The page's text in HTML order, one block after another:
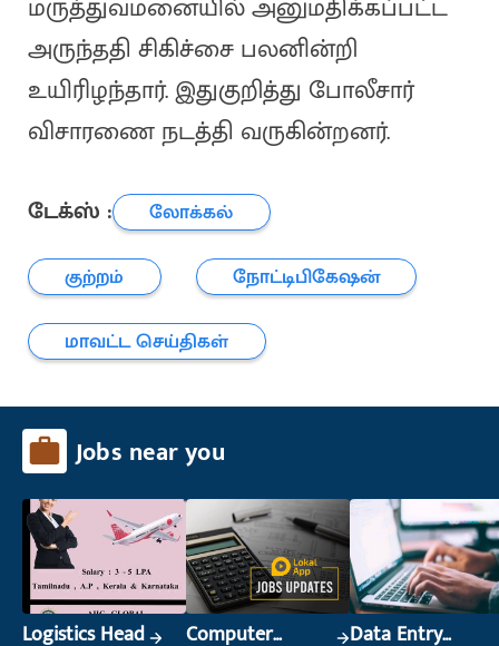
மருத்துவமனையில் அனுமதிக்கப்பட்ட
அருந்ததி சிகிச்சை பலனின்றி
உயிரிழந்தார். இதுகுறித்து போலீசார்
விசாரணை நடத்தி வருகின்றனர்.
டேக்ஸ் :
லோக்கல்
குற்றம்
நோட்டிபிகேஷன்
மாவட்ட செய்திகள்
Jobs near you
Logistics Head Computer Data Entry